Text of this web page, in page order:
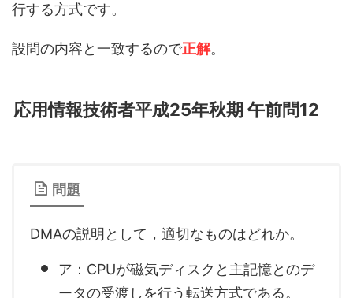
行する方式です。
設問の内容と一致するので正解。
応用情報技術者平成25年秋期 午前問12
問題
DMAの説明として，適切なものはどれか。
ア：CPUが磁気ディスクと主記憶とのデ
ータの受渡しを行う転送方式である。